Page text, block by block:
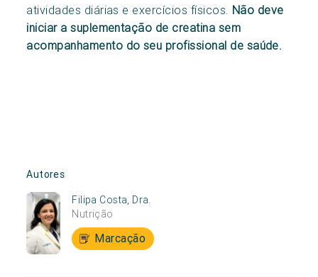
atividades diárias e exercícios físicos. Não deve
iniciar a suplementação de creatina sem
acompanhamento do seu profissional de saúde.
Autores
Filipa Costa, Dra.
Nutrição
Marcação